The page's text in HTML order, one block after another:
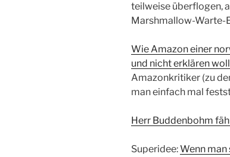
teilweise überflogen,
Marshmallow-Warte-
Wie Amazon einer
und nicht erklären
Amazonkritiker (zu
man einfach mal
Herr Buddenbohm
Superidee:Wenn man